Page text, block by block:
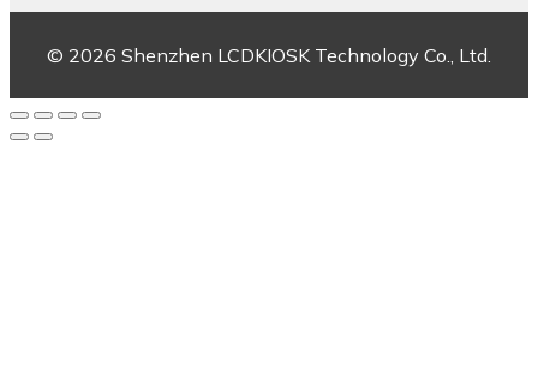
© 2026 Shenzhen LCDKIOSK Technology Co., Ltd.